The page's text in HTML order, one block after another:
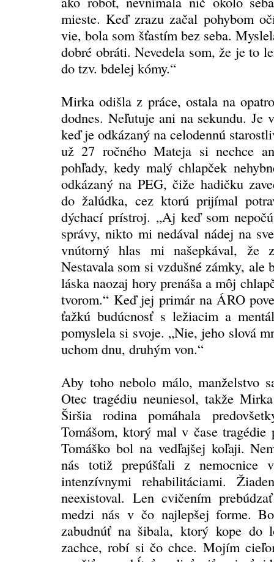
mieste. Keď zrazu začal pohybom
vie, bola som šťastím bez seba.
dobré obráti. Nevedela som, že je to
do tzv. bdelej kómy.“
Mirka odišla z práce, ostala na
dodnes. Neľutuje ani na sekundu.
keď je odkázaný na celodennú
už 27 ročného Mateja si nechce
pohľady, kedy malý chlapček
odkázaný na PEG, čiže hadičku
do žalúdka, cez ktorú prijímal
dýchací prístroj. „Aj keď som
správy, nikto mi nedával nádej na
vnútorný hlas mi našepkával, že
Nestavala som si vzdušné zámky, ale
láska naozaj hory prenáša a môj
tvorom.“ Keď jej primár na ÁRO
ťažkú budúcnosť s ležiacim a
pomyslela si svoje. „Nie, jeho slová
uchom dnu, druhým von.“
Aby toho nebolo málo, manželstvo
Otec tragédiu neuniesol, takže
Širšia rodina pomáhala
Tomášom, ktorý mal v čase tragédie
Tomáško bol na vedľajšej koľaji.
nás totiž prepúšťali z nemocnice
intenzívnymi rehabilitáciami.
neexistoval. Len cvičením
medzi nás v čo najlepšej forme.
zabudnúť na šibala, ktorý kope do
zachce, robí si čo chce. Mojím